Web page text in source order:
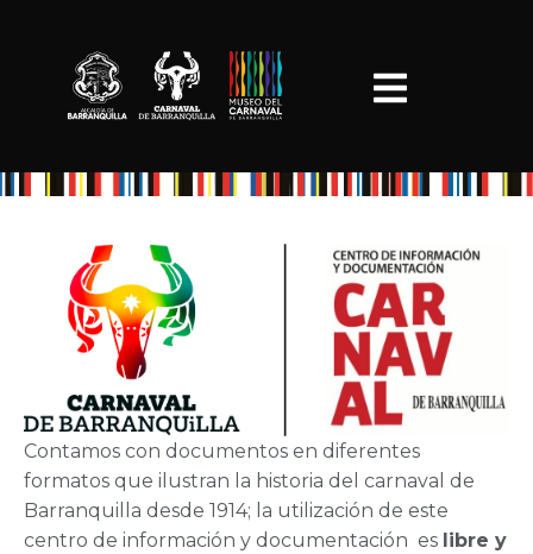
Contamos con documentos en diferentes
formatos que ilustran la historia del carnaval de
Barranquilla desde 1914; la utilización de este
centro de información y documentación es libre y